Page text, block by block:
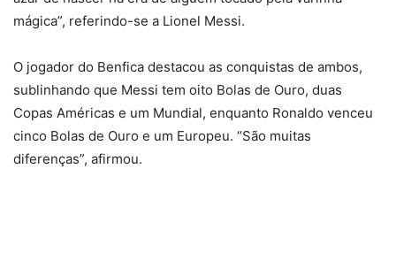
mágica”, referindo-se a Lionel Messi.
O jogador do Benfica destacou as conquistas de ambos,
sublinhando que Messi tem oito Bolas de Ouro, duas
Copas Américas e um Mundial, enquanto Ronaldo venceu
cinco Bolas de Ouro e um Europeu. “São muitas
diferenças”, afirmou.